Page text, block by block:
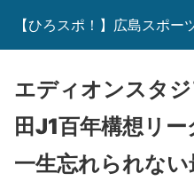
【ひろスポ！】広島スポー
エディオンスタ
田J1百年構想リー
一生忘れられな